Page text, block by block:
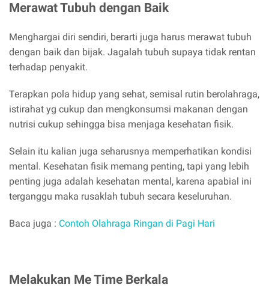
Merawat Tubuh dengan Baik
Menghargai diri sendiri, berarti juga harus merawat tubuh
dengan baik dan bijak. Jagalah tubuh supaya tidak rentan
terhadap penyakit.
Terapkan pola hidup yang sehat, semisal rutin berolahraga,
istirahat yg cukup dan mengkonsumsi makanan dengan
nutrisi cukup sehingga bisa menjaga kesehatan fisik.
Selain itu kalian juga seharusnya memperhatikan kondisi
mental. Kesehatan fisik memang penting, tapi yang lebih
penting juga adalah kesehatan mental, karena apabial ini
terganggu maka rusaklah tubuh secara keseluruhan.
Baca juga : Contoh Olahraga Ringan di Pagi Hari
Melakukan Me Time Berkala